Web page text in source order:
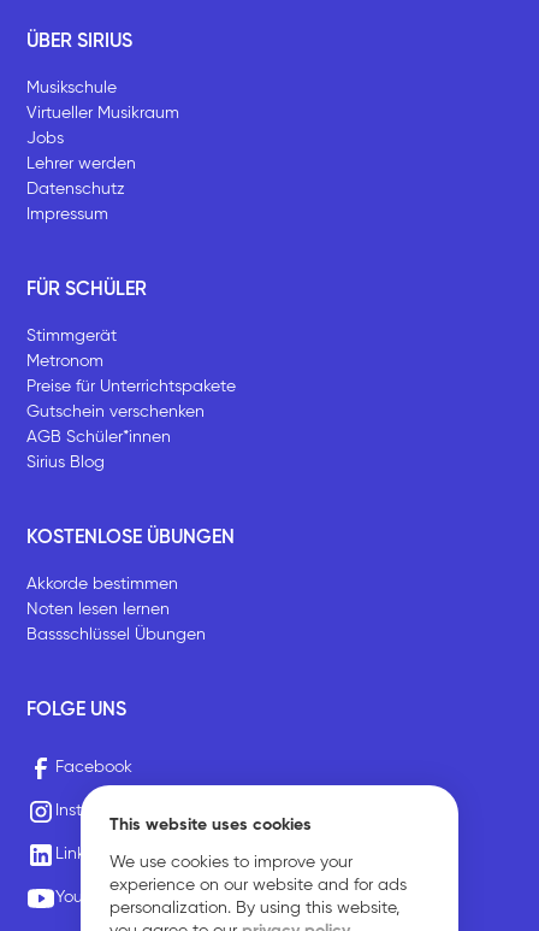
This website uses cookies
We use cookies to improve your
experience on our website and for ads
personalization. By using this website,
ÜBER SIRIUS
Musikschule
Virtueller Musikraum
Jobs
Lehrer werden
Datenschutz
Impressum
FÜR SCHÜLER
Stimmgerät
Metronom
Preise für Unterrichtspakete
Gutschein verschenken
AGB Schüler*innen
Sirius Blog
KOSTENLOSE ÜBUNGEN
Akkorde bestimmen
Noten lesen lernen
Bassschlüssel Übungen
FOLGE UNS
Facebook
Instagram
LinkedIn
Youtube